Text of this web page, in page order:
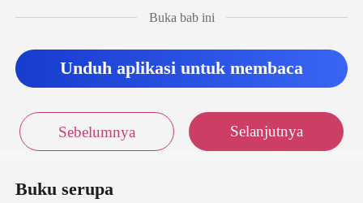
Buka bab ini
Unduh aplikasi untuk membaca
Sebelumnya Selanjutnya
Buku serupa